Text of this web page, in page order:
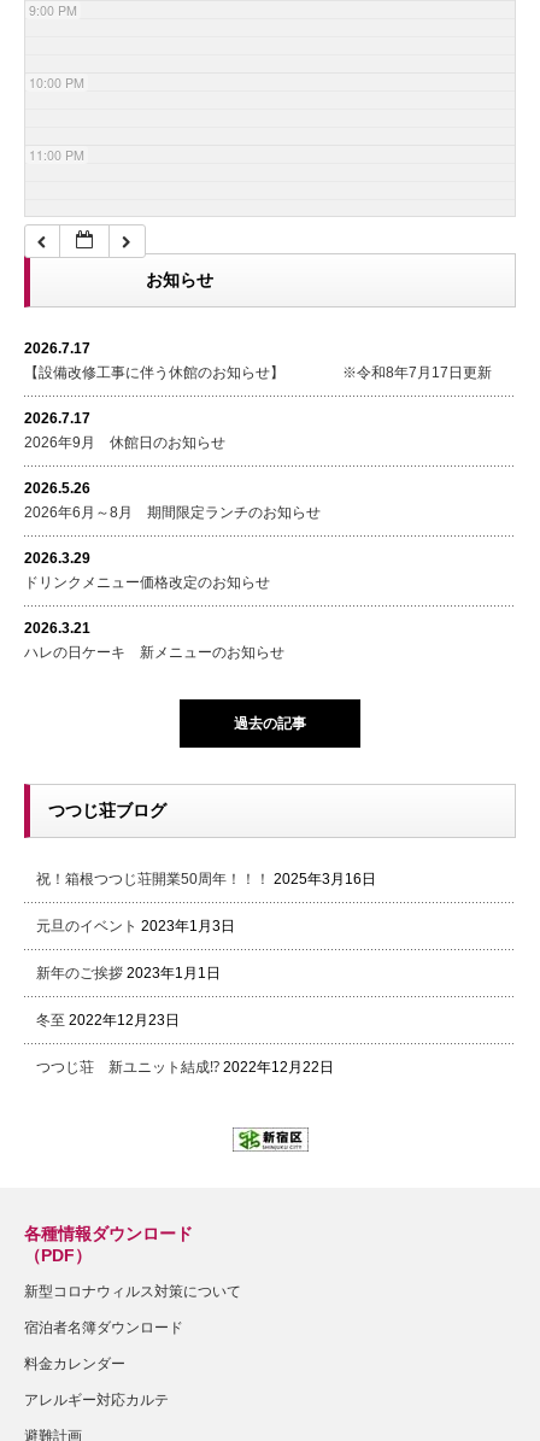
9:00 PM
10:00 PM
11:00 PM
お知らせ
2026.7.17
【設備改修工事に伴う休館のお知らせ】 ※令和8年7月17日更新
2026.7.17
2026年9月 休館日のお知らせ
2026.5.26
2026年6月～8月 期間限定ランチのお知らせ
2026.3.29
ドリンクメニュー価格改定のお知らせ
2026.3.21
ハレの日ケーキ 新メニューのお知らせ
過去の記事
つつじ荘ブログ
祝！箱根つつじ荘開業50周年！！！ 2025年3月16日
元旦のイベント 2023年1月3日
新年のご挨拶 2023年1月1日
冬至 2022年12月23日
つつじ荘 新ユニット結成⁉ 2022年12月22日
各種情報ダウンロード
（PDF）
新型コロナウィルス対策について
宿泊者名簿ダウンロード
料金カレンダー
アレルギー対応カルテ
避難計画